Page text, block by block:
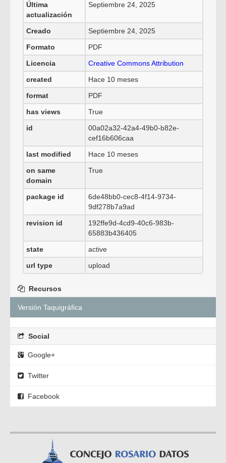
Última
actualización
Septiembre 24, 2025
Creado
Septiembre 24, 2025
Formato
PDF
Licencia
Creative Commons Attribution
created
Hace 10 meses
format
PDF
has views
True
id
00a02a32-42a4-49b0-b82e-
cef16b606caa
last modified
Hace 10 meses
on same
domain
True
package id
6de48bb0-cec8-4f14-9734-
9df278b7a9ad
revision id
192ffe9d-4cd9-40c6-983b-
65883b436405
state
active
url type
upload
Recursos
Versión Taquigráfica
Social
Google+
Twitter
Facebook